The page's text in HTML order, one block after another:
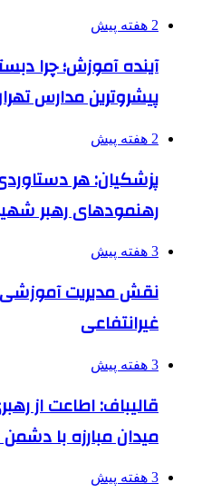
2 هفته پیش
آینده آموزش؛ چرا
پیشروترین مدارس
2 هفته پیش
پزشکیان: هر
رهنمودهای رهبر
3 هفته پیش
نقش مدیریت آموزشی
غیرانتفاعی
3 هفته پیش
قالیباف: اطاعت از
میدان مبارزه با
3 هفته پیش